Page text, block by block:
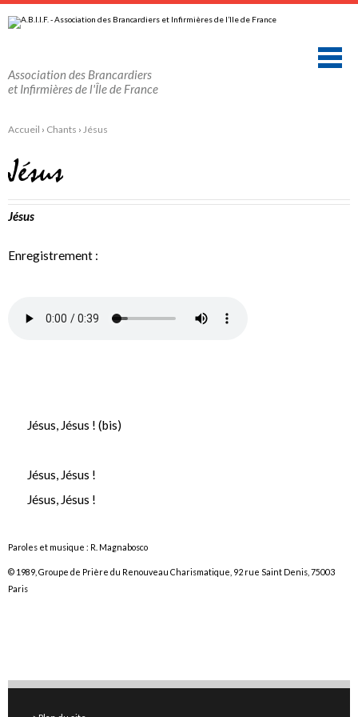
au
contenu.
navigation
personnels
Association des Brancardiers
et Infirmières de l'Île de France
Accueil › Chants › Jésus
Jésus
Jésus
Enregistrement :
Jésus, Jésus ! (bis)
Jésus, Jésus !
Jésus, Jésus !
Paroles et musique : R. Magnabosco
© 1989, Groupe de Prière du Renouveau Charismatique, 92 rue Saint Denis, 75003
Paris